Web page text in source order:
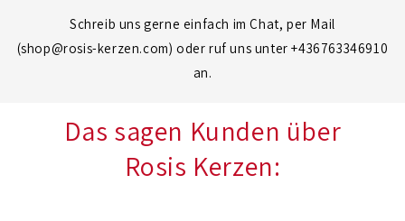
Schreib uns gerne einfach im Chat, per Mail
(shop@rosis-kerzen.com) oder ruf uns unter +436763346910
an.
Das sagen Kunden über
Rosis Kerzen: